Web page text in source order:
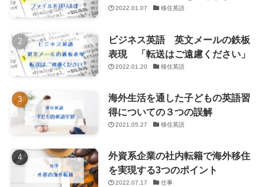
2022.01.07 移住英語
ビジネス英語 英文メールの鉄板
表現 「転送はご遠慮ください」
2022.01.20 移住英語
海外生活を通した子どもの英語習
得についての３つの誤解
2021.05.27 移住英語
外資系企業の社内転籍で海外移住
を実現する3つのポイント
2022.07.17 仕事